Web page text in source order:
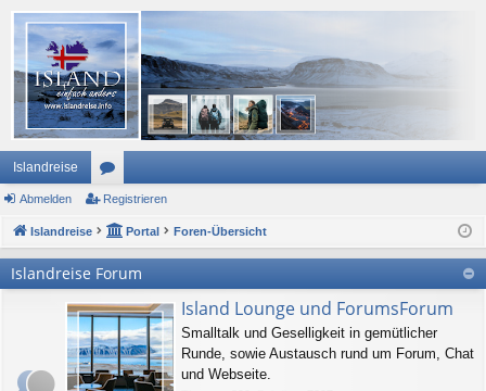
Islandreise
or
en
Abmelden Registrieren
Islandreise Portal Foren-Übersicht
Islandreise Forum
Island Lounge und ForumsForum
Smalltalk und Geselligkeit in gemütlicher
Runde, sowie Austausch rund um Forum, Chat
und Webseite.